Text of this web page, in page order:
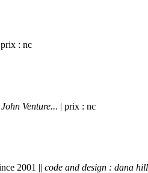
prix : nc
Venture... | prix : nc
2001 || code and design : dana